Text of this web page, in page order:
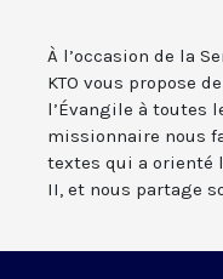
À l’occasion de la
KTO vous propose
l’Évangile à toutes
missionnaire nous
textes qui a orienté
II, et nous partage